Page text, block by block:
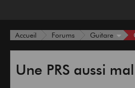
Accueil Forums Guitare
Une PRS aussi